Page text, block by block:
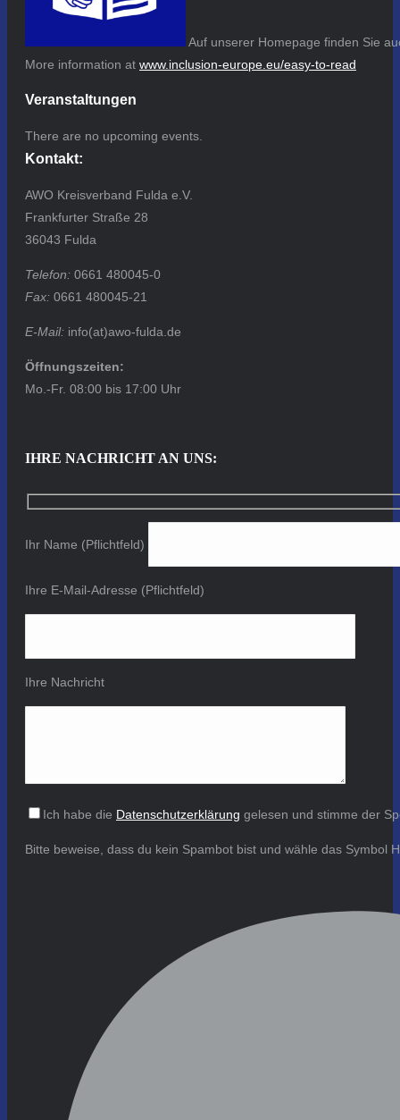
Auf unserer Homepage finden Sie
More information at www.inclusion-europe.eu/easy-to-read
Veranstaltungen
There are no upcoming events.
Kontakt:
AWO Kreisverband Fulda e.V.
Frankfurter Straße 28
36043 Fulda
Telefon: 0661 480045-0
Fax: 0661 480045-21
E-Mail: info(at)awo-fulda.de
Öffnungszeiten:
Mo.-Fr. 08:00 bis 17:00 Uhr
IHRE NACHRICHT AN UNS:
Ihr Name (Pflichtfeld)
Ihre E-Mail-Adresse (Pflichtfeld)
Ihre Nachricht
Ich habe die Datenschutzerklärung gelesen und stimme der
Bitte beweise, dass du kein Spambot bist und wähle das Symbol